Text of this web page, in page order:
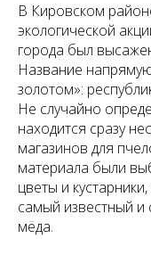
В Кировском
экологической
города был
Название
золотом»:
Не случайно
находится сразу
магазинов для
материала были
цветы и
самый известный
мёда.